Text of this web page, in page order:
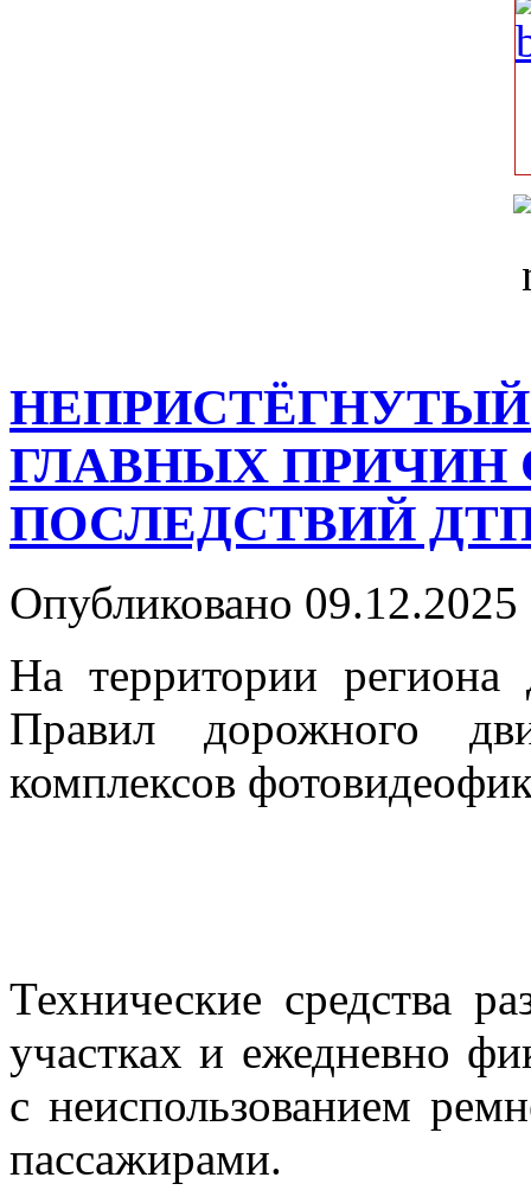
ГЛАВНЫХ ПРИЧИН
ПОСЛЕДСТВИЙ
Опубликовано
На территории региона
Правил дорожного
комплексов
Технические средства
участках и ежедневно
с неиспользованием
пассажирами.